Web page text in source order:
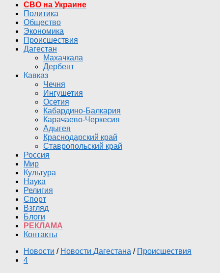
СВО на Украине
Политика
Общество
Экономика
Происшествия
Дагестан
Махачкала
Дербент
Кавказ
Чечня
Ингушетия
Осетия
Кабардино-Балкария
Карачаево-Черкесия
Адыгея
Краснодарский край
Ставропольский край
Россия
Мир
Культура
Наука
Религия
Спорт
Взгляд
Блоги
РЕКЛАМА
Контакты
Новости / Новости Дагестана / Происшествия
4